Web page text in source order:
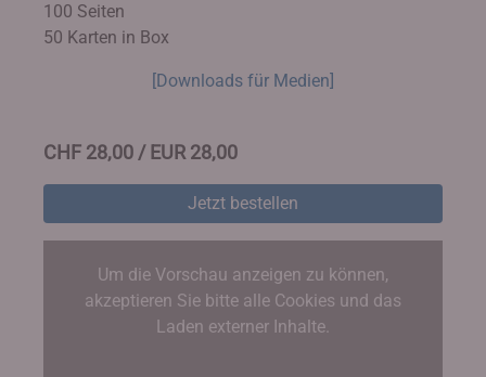
100 Seiten
50 Karten in Box
[Downloads für Medien]
CHF 28,00 / EUR 28,00
Jetzt bestellen
Um die Vorschau anzeigen zu können,
akzeptieren Sie bitte alle Cookies und das
Laden externer Inhalte.